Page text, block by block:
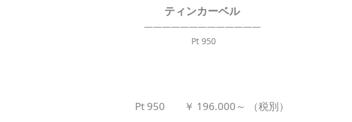
ティンカーベル
—————————————
Pt 950
Pt 950 ￥ 196.000～ （税別）